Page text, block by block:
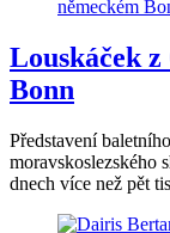
Louskáček
Bonn
Představení
moravskoslezského
dnech více než pět